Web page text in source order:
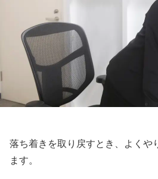
落ち着きを取り戻すとき、よくや
ます。